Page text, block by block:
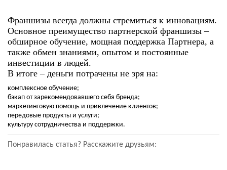
Франшизы всегда должны стремиться к инновациям.
Основное преимущество партнерской франшизы –
обширное обучение, мощная поддержка Партнера, а
также обмен знаниями, опытом и постоянные
инвестиции в людей.
В итоге – деньги потрачены не зря на:
комплексное обучение;
бэкап от зарекомендовавшего себя бренда;
маркетинговую помощь и привлечение клиентов;
передовые продукты и услуги;
культуру сотрудничества и поддержки.
Понравилась статья? Расскажите друзьям: